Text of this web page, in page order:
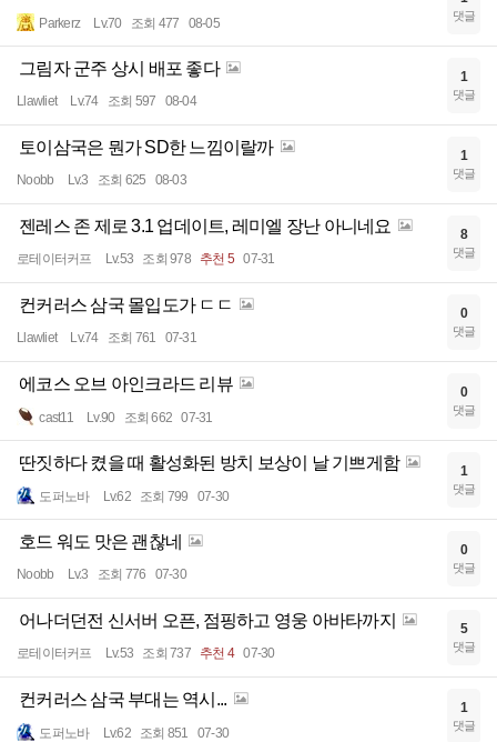
Parkerz Lv.70 조회 477 08-05 댓글
그림자 군주 상시 배포 좋다
Llawliet Lv.74 조회 597 08-04
1
댓글
토이삼국은 뭔가 SD한 느낌이랄까
Noobb Lv.3 조회 625 08-03
1
댓글
젠레스 존 제로 3.1 업데이트, 레미엘 장난 아니네요
로테이터커프 Lv.53 조회 978 추천 5 07-31
8
댓글
컨커러스 삼국 몰입도가 ㄷㄷ
Llawliet Lv.74 조회 761 07-31
0
댓글
에코스 오브 아인크라드 리뷰
cast11 Lv.90 조회 662 07-31
0
댓글
딴짓하다 켰을 때 활성화된 방치 보상이 날 기쁘게함
도퍼노바 Lv.62 조회 799 07-30
1
댓글
호드 워도 맛은 괜찮네
Noobb Lv.3 조회 776 07-30
0
댓글
어나더던전 신서버 오픈, 점핑하고 영웅 아바타까지
로테이터커프 Lv.53 조회 737 추천 4 07-30
5
댓글
컨커러스 삼국 부대는 역시...
도퍼노바 Lv.62 조회 851 07-30
1
댓글